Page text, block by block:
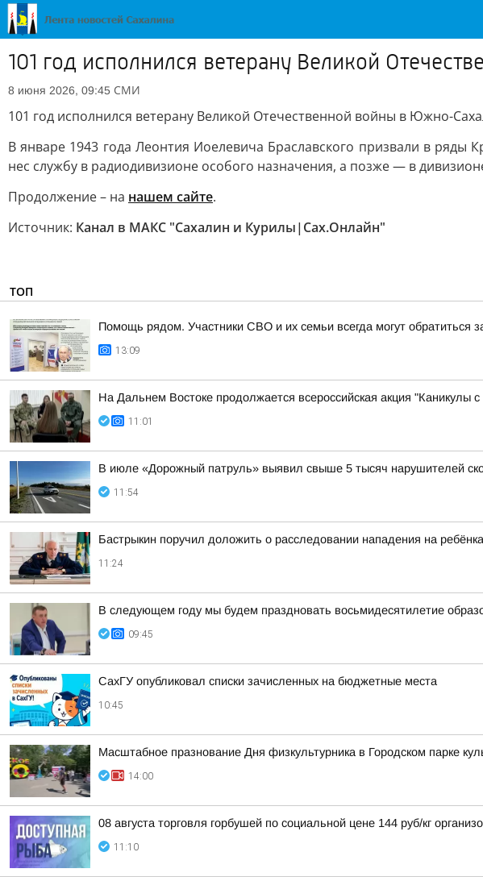
101 год исполнился ветерану Великой
8 июня 2026, 09:45 СМИ
101 год исполнился ветерану Великой Отечественной войны в Южно-
В январе 1943 года Леонтия Иоелевича Браславского призвали в
нес службу в радиодивизионе особого назначения, а позже — в
Продолжение – на нашем сайте.
Источник: Канал в МАКС "Сахалин и Курилы|Сах.Онлайн"
ТОП
Помощь рядом. Участники СВО и их семьи всегда могут обратиться
13:09
На Дальнем Востоке продолжается всероссийская акция "Каникулы с
11:01
В июле «Дорожный патруль» выявил свыше 5 тысяч нарушителей
11:54
Бастрыкин поручил доложить о расследовании нападения на ребёнка
11:24
В следующем году мы будем праздновать восьмидесятилетие
09:45
СахГУ опубликовал списки зачисленных на бюджетные места
10:45
Масштабное празнование Дня физкультурника в Городском парке
14:00
08 августа торговля горбушей по социальной цене 144 руб/кг
11:10